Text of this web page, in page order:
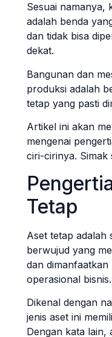
Sesuai namanya,
adalah benda
dan tidak bisa
dekat.
Bangunan dan
produksi adalah
tetap yang pasti
Artikel ini akan
mengenai
ciri-cirinya. Simak
Tetap
Aset tetap adalah
berwujud yang
dan
operasional bisnis.
Dikenal dengan
jenis aset ini
Dengan kata lain,